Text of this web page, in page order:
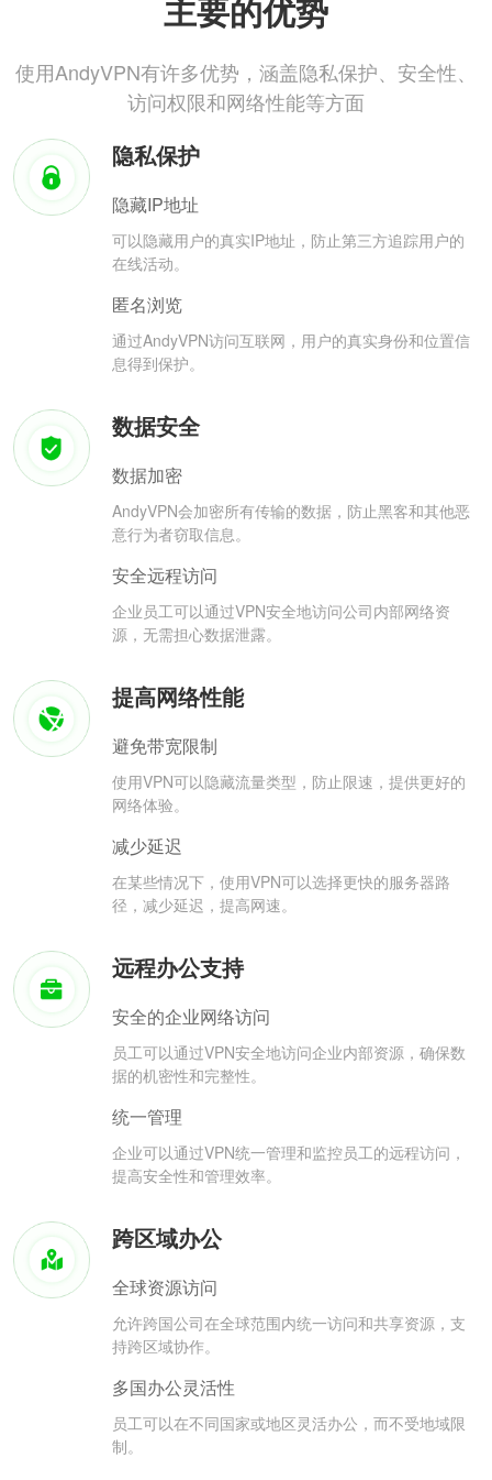
主要的优势
使用AndyVPN有许多优势，涵盖隐私保护、安全性、
访问权限和网络性能等方面
隐私保护
隐藏IP地址
可以隐藏用户的真实IP地址，防止第三方追踪用户的
在线活动。
匿名浏览
通过AndyVPN访问互联网，用户的真实身份和位置信
息得到保护。
数据安全
数据加密
AndyVPN会加密所有传输的数据，防止黑客和其他恶
意行为者窃取信息。
安全远程访问
企业员工可以通过VPN安全地访问公司内部网络资
源，无需担心数据泄露。
提高网络性能
避免带宽限制
使用VPN可以隐藏流量类型，防止限速，提供更好的
网络体验。
减少延迟
在某些情况下，使用VPN可以选择更快的服务器路
径，减少延迟，提高网速。
远程办公支持
安全的企业网络访问
员工可以通过VPN安全地访问企业内部资源，确保数
据的机密性和完整性。
统一管理
企业可以通过VPN统一管理和监控员工的远程访问，
提高安全性和管理效率。
跨区域办公
全球资源访问
允许跨国公司在全球范围内统一访问和共享资源，支
持跨区域协作。
多国办公灵活性
员工可以在不同国家或地区灵活办公，而不受地域限
制。